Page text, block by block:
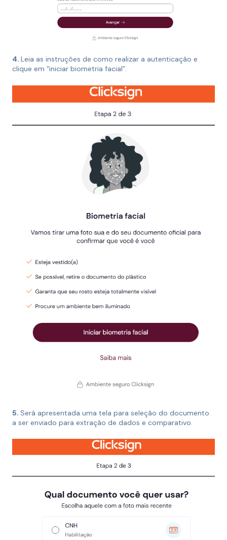
4. Leia as instruções de como realizar a autenticação e
clique em “iniciar biometria facial”.
5. Será apresentada uma tela para seleção do documento
a ser enviado para extração de dados e comparativo.